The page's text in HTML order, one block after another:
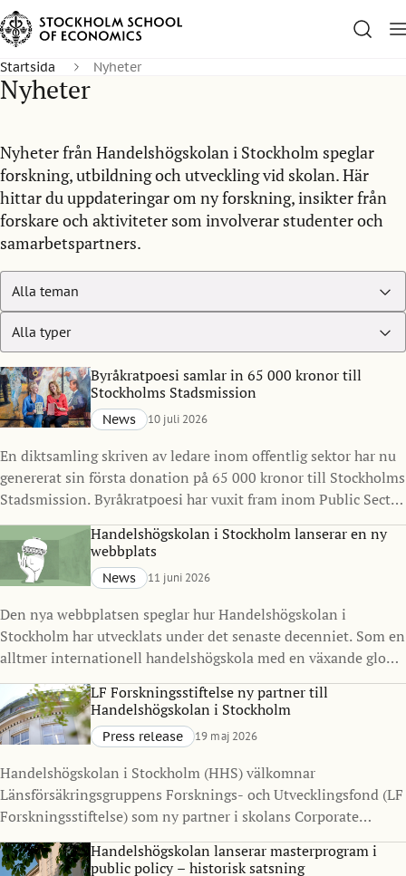
Startsida Nyheter
Nyheter
Nyheter från Handelshögskolan i Stockholm speglar
forskning, utbildning och utveckling vid skolan. Här
hittar du uppdateringar om ny forskning, insikter från
forskare och aktiviteter som involverar studenter och
samarbetspartners.
Byråkratpoesi samlar in 65 000 kronor till
Stockholms Stadsmission
News 10 juli 2026
En diktsamling skriven av ledare inom offentlig sektor har nu
genererat sin första donation på 65 000 kronor till Stockholms
Stadsmission. Byråkratpoesi har vuxit fram inom Public Sector
Management Program vid Handelshögskolan i Stockholm
under det senaste decenniet och visar hur ledarskap, reflektion
och kreativitet kan göra avtryck långt utanför klassrummet.
Handelshögskolan i Stockholm lanserar en ny
webbplats
News 11 juni 2026
Den nya webbplatsen speglar hur Handelshögskolan i
Stockholm har utvecklats under det senaste decenniet. Som en
alltmer internationell handelshögskola med en växande global
gemenskap ville vi skapa en digital närvaro som bättre
representerar vilka vi är idag och vart vi är på väg.
LF Forskningsstiftelse ny partner till
Handelshögskolan i Stockholm
Press release 19 maj 2026
Handelshögskolan i Stockholm (HHS) välkomnar
Länsförsäkringsgruppens Forsknings- och Utvecklingsfond (LF
Forskningsstiftelse) som ny partner i skolans Corporate
Partnership Program. Samarbetet syftar till att stärka
kopplingen mellan akademi och näringsliv, med särskilt fokus
Handelshögskolan lanserar masterprogram i
public policy – historisk satsning